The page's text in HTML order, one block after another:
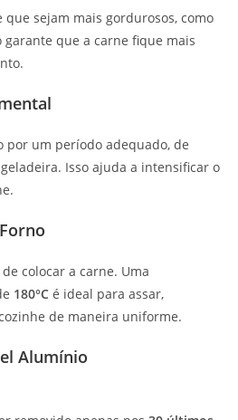
sejam mais gordurosos, como
garante que a carne fique mais
por um período adequado, de
Isso ajuda a intensificar o
colocar a carne. Uma
180°C é ideal para assar,
de maneira uniforme.
Alumínio